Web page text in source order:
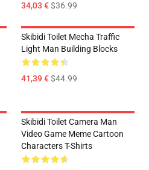
34,03 €$36.99
Skibidi Toilet Mecha Traffic
Light Man Building Blocks
41,39 €$44.99
Skibidi Toilet Camera Man
Video Game Meme Cartoon
Characters T-Shirts